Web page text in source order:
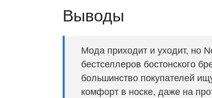
Выводы
Мода приходит и уходит, но
бестселлеров бостонского
большинство покупателей
комфорт в носке, даже на